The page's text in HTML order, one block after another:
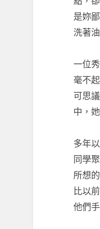
是妳
洗著
一位
毫不
可思
中，
多年
同學
所想
比以
他們